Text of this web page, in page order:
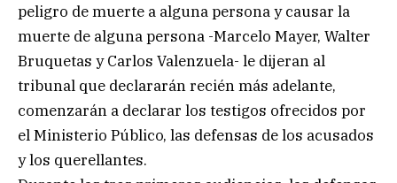
peligro de muerte a alguna persona y causar la
muerte de alguna persona -Marcelo Mayer, Walter
Bruquetas y Carlos Valenzuela- le dijeran al
tribunal que declararán recién más adelante,
comenzarán a declarar los testigos ofrecidos por
el Ministerio Público, las defensas de los acusados
y los querellantes.